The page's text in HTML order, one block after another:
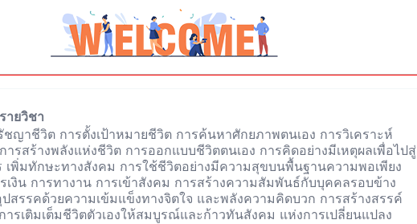
ายวิชา
ญาชีวิต การตั้งเป้าหมายชีวิต การค้นหาศักยภาพตนเอง การวิเคราะห์
ารสร้างพลังแห่งชีวิต การออกแบบชีวิตตนเอง การคิดอย่างมีเหตุผลเพื่อไปสู่
เพิ่มทักษะทางสังคม การใช้ชีวิตอย่างมีความสุขบนพื้นฐานความพอเพียง
เงิน การทางาน การเข้าสังคม การสร้างความสัมพันธ์กับบุคคลรอบข้าง
สรรคด้วยความเข้มแข็งทางจิตใจ และพลังความคิดบวก การสร้างสรรค์
ารเติมเต็มชีวิตตัวเองให้สมบูรณ์และก้าวทันสังคม แห่งการเปลี่ยนแปลง